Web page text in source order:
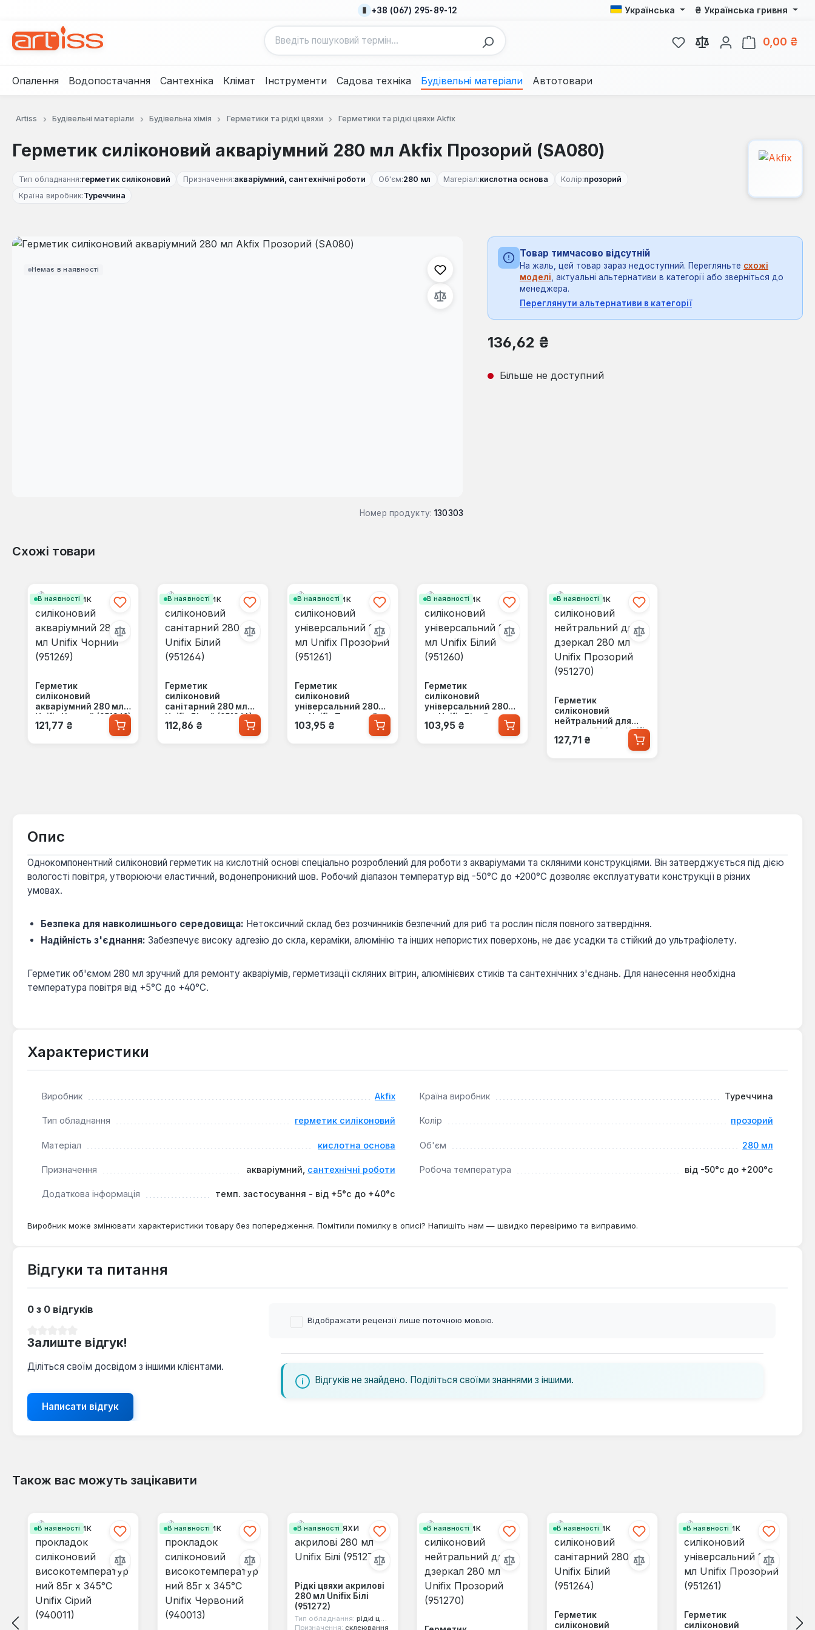
+38 (067) 295-89-12 Українська ₴ Українська гривня
У вас є 0 у списку бажань
0,00 ₴
Опалення Водопостачання Сантехніка Клімат Інструменти Садова техніка Будівельні матеріали Автотовари
Artiss Будівельні матеріали Будівельна хімія Герметики та рідкі цвяхи Герметики та рідкі цвяхи Akfix
Герметик силіконовий акваріумний 280 мл Akfix Прозорий (SA080)
Тип обладнання:герметик силіконовий Призначення:акваріумний, сантехнічні роботи Об'єм:280 мл Матеріал:кислотна основа Колір:прозорий
Країна виробник:Туреччина
Немає в наявності
Пропустити галерею зображень
Номер продукту: 130303
Товар тимчасово відсутній
На жаль, цей товар зараз недоступний. Перегляньте схожі
моделі , актуальні альтернативи в категорії або зверніться до
менеджера.
Переглянути альтернативи в категорії
Звичайна ціна:
136,62 ₴
Більше не доступний
Схожі товари
В наявності
Герметик
силіконовий
акваріумний 280 мл
Unifix Чорний (951269)
Звичайна ціна:
121,77 ₴
В наявності
Герметик
силіконовий
санітарний 280 мл
Unifix Білий (951264)
Звичайна ціна:
112,86 ₴
В наявності
Герметик
силіконовий
універсальний 280
мл Unifix Прозорий
(951261)
Звичайна ціна:
103,95 ₴
В наявності
Герметик
силіконовий
універсальний 280
мл Unifix Білий
(951260)
Звичайна ціна:
103,95 ₴
В наявності
Герметик
силіконовий
нейтральний для
дзеркал 280 мл Unifix
Прозорий (951270)
Звичайна ціна:
127,71 ₴
Опис
Однокомпонентний силіконовий герметик на кислотній основі спеціально розроблений для роботи з акваріумами та скляними конструкціями. Він затверджується під дією
вологості повітря, утворюючи еластичний, водонепроникний шов. Робочий діапазон температур від -50°C до +200°C дозволяє експлуатувати конструкції в різних
умовах.
Безпека для навколишнього середовища: Нетоксичний склад без розчинників безпечний для риб та рослин після повного затвердіння.
Надійність з'єднання: Забезпечує високу адгезію до скла, кераміки, алюмінію та інших непористих поверхонь, не дає усадки та стійкий до ультрафіолету.
Герметик об'ємом 280 мл зручний для ремонту акваріумів, герметизації скляних вітрин, алюмінієвих стиків та сантехнічних з'єднань. Для нанесення необхідна
температура повітря від +5°C до +40°C.
Характеристики
Виробник Akfix Країна виробник Туреччина
Тип обладнання герметик силіконовий Колір прозорий
Матеріал кислотна основа Об'єм 280 мл
Призначення акваріумний, сантехнічні роботи Робоча температура від -50°c до +200°c
Додаткова інформація темп. застосування - від +5°c до +40°c
Виробник може змінювати характеристики товару без попередження. Помітили помилку в описі? Напишіть нам — швидко перевіримо та виправимо.
Відгуки та питання
0 з 0 відгуків
Залиште відгук!
Діліться своїм досвідом з іншими клієнтами.
Написати відгук
Відображати рецензії лише поточною мовою.
Відгуків не знайдено. Поділіться своїми знаннями з іншими.
Також вас можуть зацікавити
В наявності В наявності В наявності
Рідкі цвяхи акрилові
280 мл Unifix Білі
(951272)
Тип обладнання: рідкі цвяхи
Призначення: склеювання
В наявності В наявності
Герметик
силіконовий
В наявності
Герметик
силіконовий